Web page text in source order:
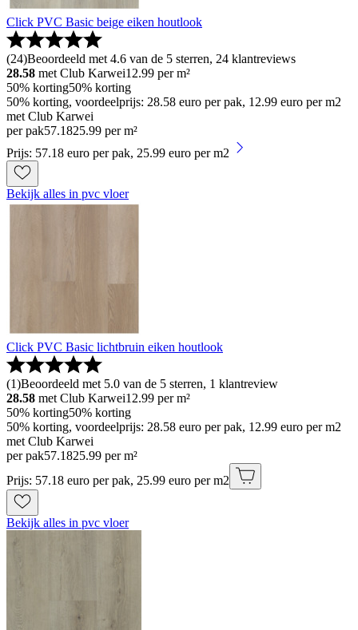
Click PVC Basic beige eiken houtlook
(24)Beoordeeld met 4.6 van de 5 sterren, 24 klantreviews
28.58 met Club Karwei12.99 per m²
50% korting50% korting
50% korting, voordeelprijs: 28.58 euro per pak, 12.99 euro per m2
met Club Karwei
per pak57.1825.99 per m²
Prijs: 57.18 euro per pak, 25.99 euro per m2
Bekijk alles in pvc vloer
Click PVC Basic lichtbruin eiken houtlook
(1)Beoordeeld met 5.0 van de 5 sterren, 1 klantreview
28.58 met Club Karwei12.99 per m²
50% korting50% korting
50% korting, voordeelprijs: 28.58 euro per pak, 12.99 euro per m2
met Club Karwei
per pak57.1825.99 per m²
Prijs: 57.18 euro per pak, 25.99 euro per m2
Bekijk alles in pvc vloer